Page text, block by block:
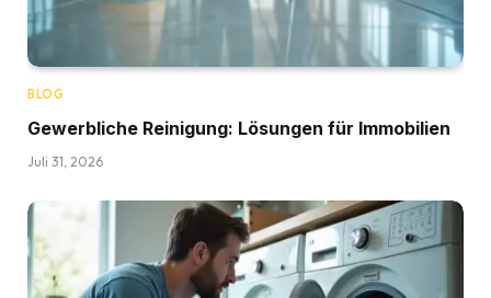
BLOG
Gewerbliche Reinigung: Lösungen für Immobilien
Juli 31, 2026